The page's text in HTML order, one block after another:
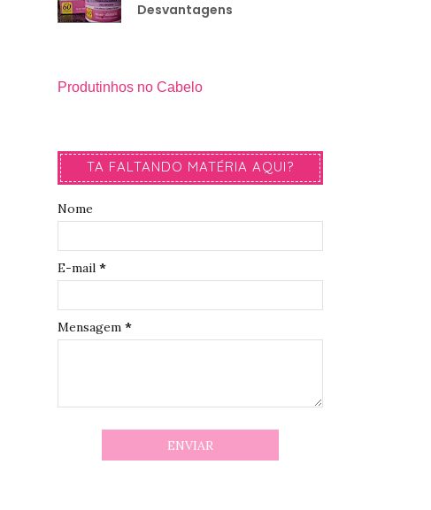
Desvantagens
Produtinhos no Cabelo
TA FALTANDO MATÉRIA AQUI?
Nome
E-mail *
Mensagem *